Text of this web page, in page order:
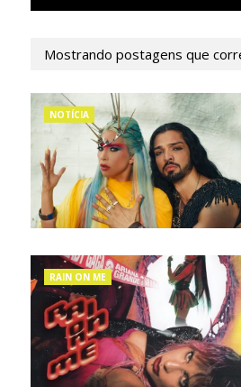
Mostrando postagens que
NOTÍCIA
RAIN ON ME